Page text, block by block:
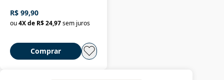
R$ 99,90
ou4X de R$ 24,97sem juros
Comprar